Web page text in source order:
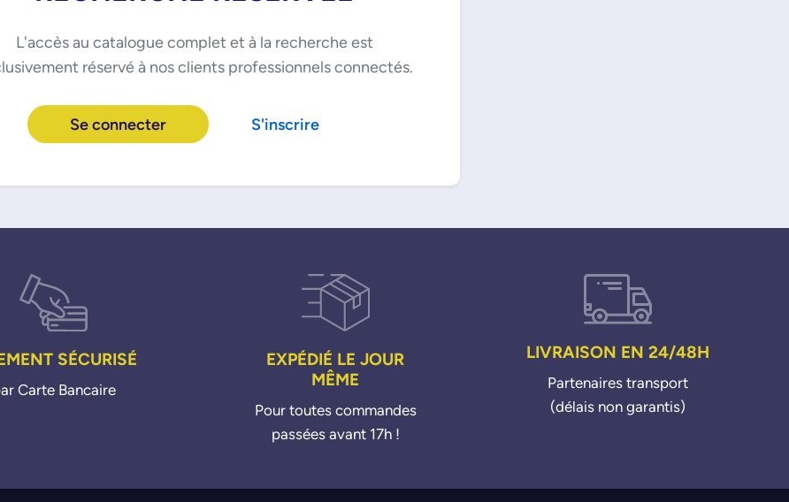
L'accès au catalogue complet et à la recherche est
réservé à nos clients professionnels connectés.
Se connecter S'inscrire
SÉCURISÉ
Carte Bancaire
EXPÉDIÉ LE JOUR
MÊME
Pour toutes commandes
passées avant 17h !
LIVRAISON EN 24/48H
Partenaires transport
(délais non garantis)